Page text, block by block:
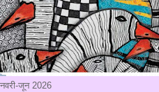
जून 2026